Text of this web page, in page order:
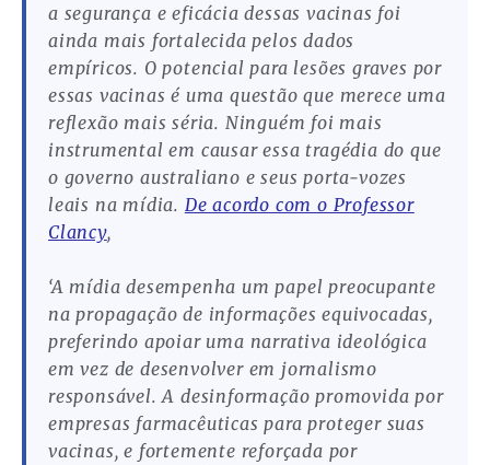
a segurança e eficácia dessas vacinas foi
ainda mais fortalecida pelos dados
empíricos. O potencial para lesões graves por
essas vacinas é uma questão que merece uma
reflexão mais séria. Ninguém foi mais
instrumental em causar essa tragédia do que
o governo australiano e seus porta-vozes
leais na mídia. De acordo com o Professor
Clancy,
‘A mídia desempenha um papel preocupante
na propagação de informações equivocadas,
preferindo apoiar uma narrativa ideológica
em vez de desenvolver em jornalismo
responsável. A desinformação promovida por
empresas farmacêuticas para proteger suas
vacinas, e fortemente reforçada por